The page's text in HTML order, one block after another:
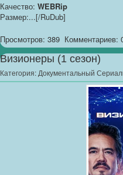
Качество: WEBRip
Размер:...[/RuDub]
Просмотров: 389 Комментариев:
Визионеры (1 сезон)
Категория: Документальный